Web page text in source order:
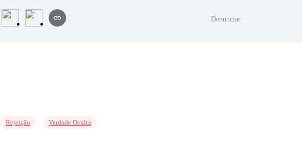
Denunciar
Rejeição Verdade Oculta